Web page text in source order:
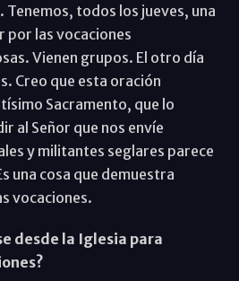
Tenemos, todos los jueves, una
por las vocaciones
Vienen grupos. El otro día
Creo que esta oración
Sacramento, que lo
al Señor que nos envíe
y militantes seglares parece
una cosa que demuestra
vocaciones.
desde la Iglesia para